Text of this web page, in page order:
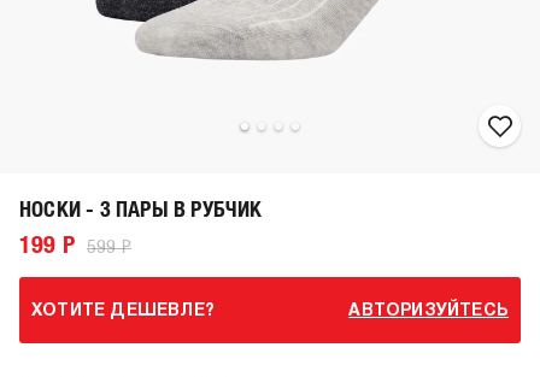
НОСКИ - 3 ПАРЫ В РУБЧИК
199 Р 599 Р
ХОТИТЕ ДЕШЕВЛЕ? АВТОРИЗУЙТЕСЬ